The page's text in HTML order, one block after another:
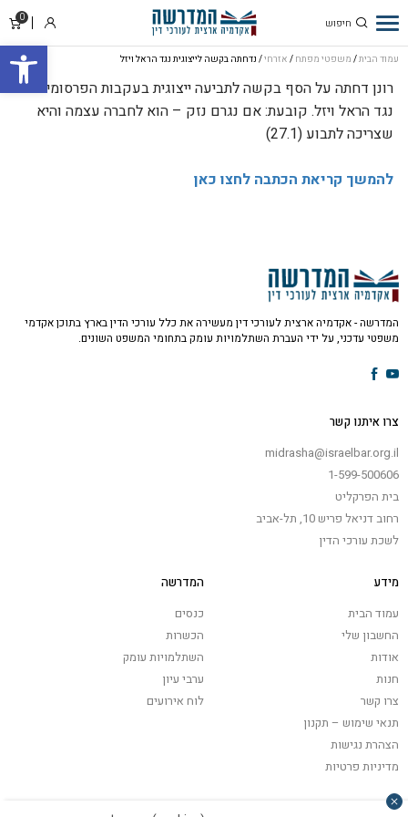
פתח
0
סל
התחבר
עמוד הבית/ משפטי מפתח / אזרחי/ נדחתה בקשה לייצוגית נגד הראל ויזל
נדחתה בקשה
לייצוגית נגד הראל
ויזל
רונן דחתה על הסף בקשה לתביעה ייצוגית בעקבות הפרסומים
נגד הראל ויזל. קובעת: אם נגרם נזק – הוא לחברה עצמה והיא
שצריכה לתבוע (27.1)
להמשך קריאת הכתבה לחצו כאן
המדרשה - אקדמיה ארצית לעורכי דין מעשירה את כלל עורכי הדין בארץ בתוכן אקדמי
משפטי עדכני, על ידי העברת השתלמויות עומק בתחומי המשפט השונים.
צרו איתנו קשר
midrasha@israelbar.org.il
1-599-500606
בית הפרקליט
רחוב דניאל פריש 10, תל-אביב
לשכת עורכי הדין
מידע
עמוד הבית
החשבון שלי
אודות
חנות
צרו קשר
תנאי שימוש – תקנון
הצהרת נגישות
מדיניות פרטיות
המדרשה
כנסים
הכשרות
השתלמויות עומק
ערבי עיון
לוח אירועים